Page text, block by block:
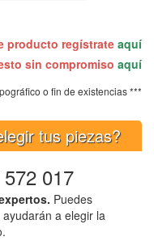
producto regístrate aquí
sin compromiso aquí
o fin de existencias ***
tus piezas?
017
Puedes
a elegir la